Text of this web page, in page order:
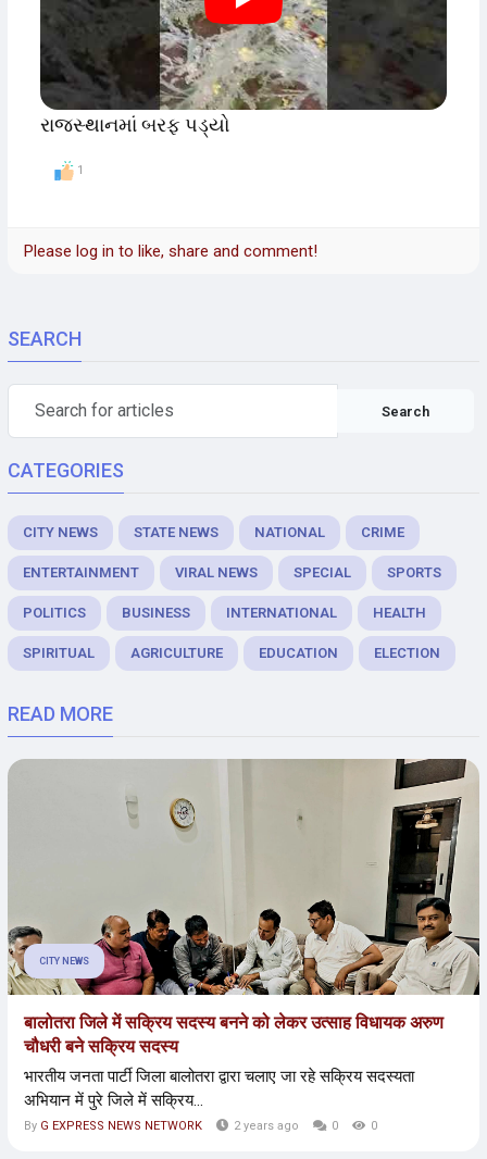
રાજસ્થાનમાં બરફ પડ્યો
1
Please log in to like, share and comment!
SEARCH
Search
CATEGORIES
CITY NEWS STATE NEWS NATIONAL CRIME
ENTERTAINMENT VIRAL NEWS SPECIAL SPORTS
POLITICS BUSINESS INTERNATIONAL HEALTH
SPIRITUAL AGRICULTURE EDUCATION ELECTION
READ MORE
CITY NEWS
बालोतरा जिले में सक्रिय सदस्य बनने को लेकर उत्साह विधायक अरुण
चौधरी बने सक्रिय सदस्य
भारतीय जनता पार्टी जिला बालोतरा द्वारा चलाए जा रहे सक्रिय सदस्यता
अभियान में पुरे जिले में सक्रिय...
By G EXPRESS NEWS NETWORK 2 years ago 0 0